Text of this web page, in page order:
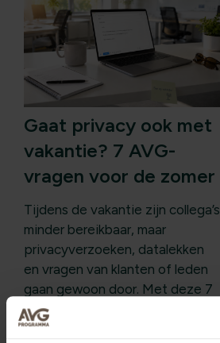
Gaat privacy ook met
vakantie? 7 AVG-
vragen voor de zomer
Tijdens de vakantie zijn collega’s
minder bereikbaar, maar
privacyverzoeken, datalekken
en vragen van klanten of leden
gaan gewoon door. Met deze 7
praktische AVG-vragen check je
snel wat je vóór vertrek nog